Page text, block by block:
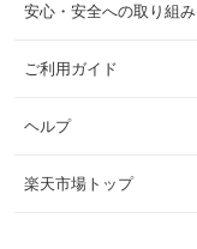
安心・安全への取り組み
ご利用ガイド
ヘルプ
楽天市場トップ